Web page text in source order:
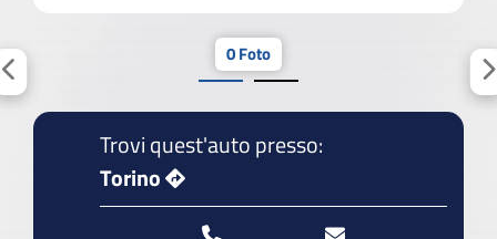
0 Foto
Trovi quest'auto presso:
Torino